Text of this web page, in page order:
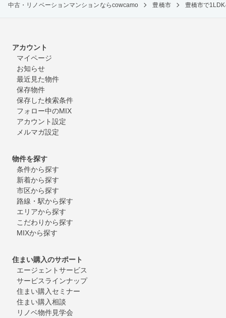
中古・リノベーションマンションならcowcamo 豊橋市 豊橋市で
アカウント
マイページ
お知らせ
最近見た物件
保存物件
保存した検索条件
フォロー中のMIX
アカウント設定
メルマガ設定
物件を探す
条件から探す
新着から探す
市区から探す
路線・駅から探す
エリアから探す
こだわりから探す
MIXから探す
住まい購入のサポート
エージェントサービス
サービスラインナップ
住まい購入セミナー
住まい購入相談
リノベ物件見学会